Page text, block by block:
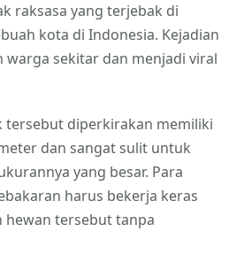
raksasa yang terjebak di
kota di Indonesia. Kejadian
sekitar dan menjadi viral
tersebut diperkirakan memiliki
dan sangat sulit untuk
yang besar. Para
harus bekerja keras
tersebut tanpa